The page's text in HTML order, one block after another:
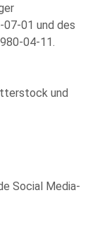
01 und des
04-11.
und
Social Media-